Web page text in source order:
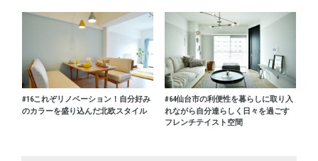
#16これぞリノベーション！自分好み
のカラーを盛り込んだ北欧スタイル
#64仙台市の利便性を暮らしに取り入
れながら自分達らしく日々を過ごす
フレンチテイスト空間